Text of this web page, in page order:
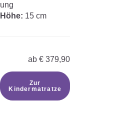
ung
Höhe: 15 cm
ab € 379,90
Zur
Kindermatratze